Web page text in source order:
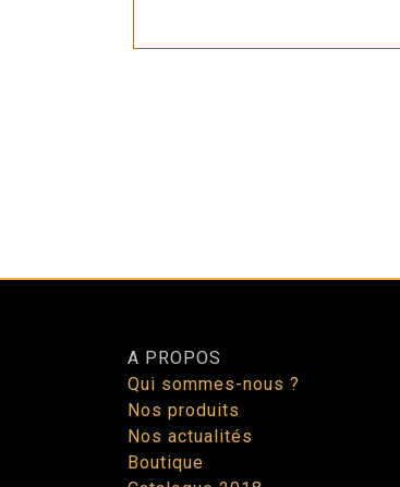
A PROPOS
Qui sommes-nous ?
Nos produits
Nos actualités
Boutique